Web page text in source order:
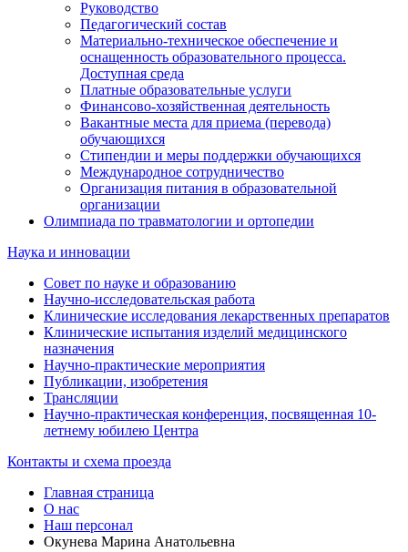
Руководство
Педагогический состав
Материально-техническое обеспечение и
оснащенность образовательного процесса.
Доступная среда
Платные образовательные услуги
Финансово-хозяйственная деятельность
Вакантные места для приема (перевода)
обучающихся
Стипендии и меры поддержки обучающихся
Международное сотрудничество
Организация питания в образовательной
организации
Олимпиада по травматологии и ортопедии
Наука и инновации
Совет по науке и образованию
Научно-исследовательская работа
Клинические исследования лекарственных препаратов
Клинические испытания изделий медицинского
назначения
Научно-практические мероприятия
Публикации, изобретения
Трансляции
Научно-практическая конференция, посвященная 10-
летнему юбилею Центра
Контакты и схема проезда
Главная страница
О нас
Наш персонал
Окунева Марина Анатольевна